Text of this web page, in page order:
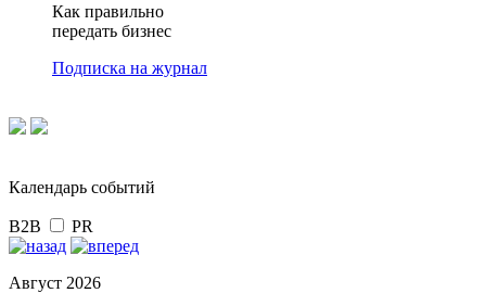
Как правильно
передать бизнес
Подписка на журнал
Календарь событий
B2B PR
Август 2026